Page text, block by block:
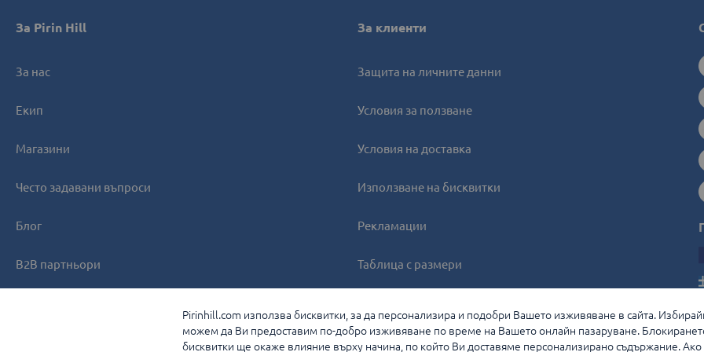
За Pirin Hill
За нас
Екип
Магазини
Често задавани въпроси
Блог
B2B партньори
За клиенти
Защита на личните данни
Условия за ползване
Условия на доставка
Използване на бисквитки
Рекламации
Таблица с размери
Управление на бисквитките
Pirinhill.com използва бисквитки, за да персонализира и подобри Вашето изживяване в сайта.
можем да Ви предоставим по-добро изживяване по време на Вашето онлайн пазаруване.
бисквитки ще окаже влияние върху начина, по който Ви доставяме персонализирано съдържание. Ако